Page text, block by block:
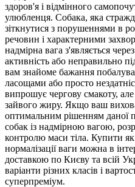
здоров'я і відмінного
улюбленця. Собака, яка
зіткнутися з порушеннями в
речовин і характерними
надмірна вага з'являється
активність або неправильно
вам знайоме бажання
ласощами або просто
випрошує чергову смакоту,
зайвого жиру. Якщо ваш
оптимальним рішенням даної
собак із надмірною вагою,
контролю маси тіла. Купити
нормалізації ваги можна в
доставкою по Києву та всій
варіанти різних класів і
суперпреміум.